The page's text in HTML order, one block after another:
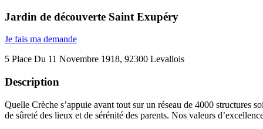
Jardin de découverte Saint Exupéry
Je fais ma demande
5 Place Du 11 Novembre 1918, 92300 Levallois
Description
Quelle Crèche s’appuie avant tout sur un réseau de 4000 structures
de sûreté des lieux et de sérénité des parents. Nos valeurs